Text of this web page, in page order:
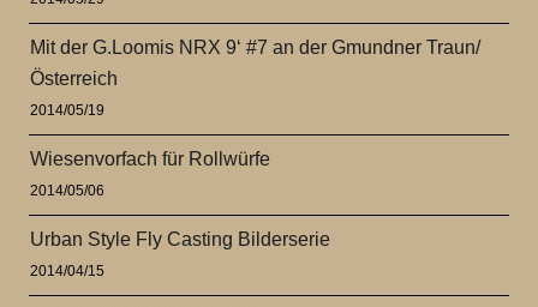
Mit der G.Loomis NRX 9‘ #7 an der Gmundner Traun/
Österreich
2014/05/19
Wiesenvorfach für Rollwürfe
2014/05/06
Urban Style Fly Casting Bilderserie
2014/04/15